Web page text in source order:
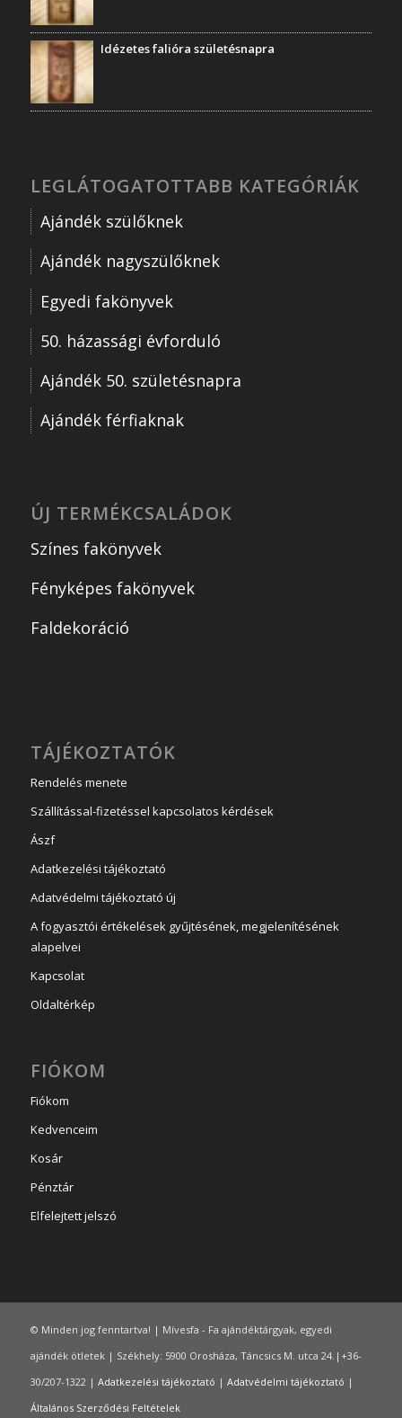
Idézetes falióra születésnapra
LEGLÁTOGATOTTABB KATEGÓRIÁK
Ajándék szülőknek
Ajándék nagyszülőknek
Egyedi fakönyvek
50. házassági évforduló
Ajándék 50. születésnapra
Ajándék férfiaknak
ÚJ TERMÉKCSALÁDOK
Színes fakönyvek
Fényképes fakönyvek
Faldekoráció
TÁJÉKOZTATÓK
Rendelés menete
Szállítással-fizetéssel kapcsolatos kérdések
Ászf
Adatkezelési tájékoztató
Adatvédelmi tájékoztató új
A fogyasztói értékelések gyűjtésének, megjelenítésének
alapelvei
Kapcsolat
Oldaltérkép
FIÓKOM
Fiókom
Kedvenceim
Kosár
Pénztár
Elfelejtett jelszó
© Minden jog fenntartva! | Mívesfa - Fa ajándéktárgyak, egyedi
ajándék ötletek | Székhely: 5900 Orosháza, Táncsics M. utca 24.|+36-
30/207-1322 | Adatkezelési tájékoztató | Adatvédelmi tájékoztató |
Általános Szerződési Feltételek